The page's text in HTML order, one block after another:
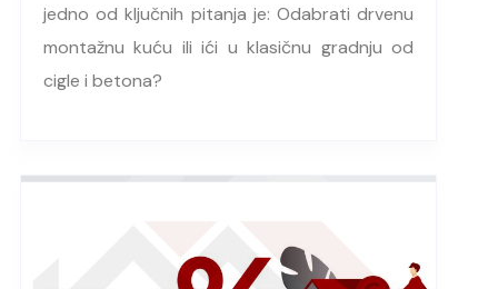
jedno od ključnih pitanja je: Odabrati drvenu
montažnu kuću ili ići u klasičnu gradnju od
cigle i betona?